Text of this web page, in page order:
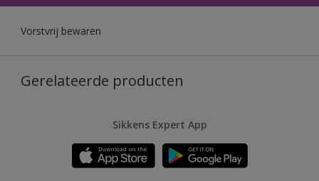
Vorstvrij bewaren
Gerelateerde producten
Sikkens Expert App